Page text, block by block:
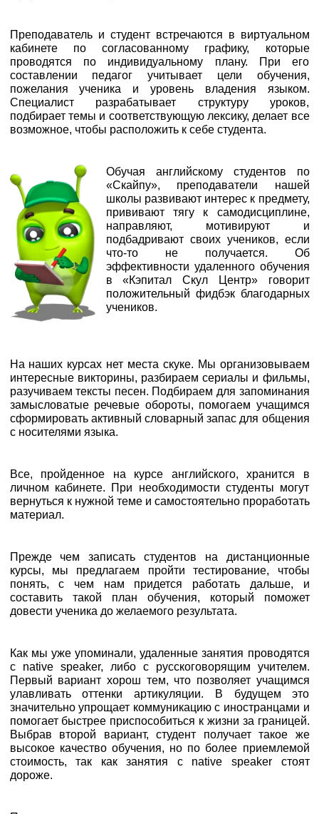
Преподаватель и студент встречаются в виртуальном
кабинете по согласованному графику, которые
проводятся по индивидуальному плану. При его
составлении педагог учитывает цели обучения,
пожелания ученика и уровень владения языком.
Специалист разрабатывает структуру уроков,
подбирает темы и соответствующую лексику, делает все
возможное, чтобы расположить к себе студента.
Обучая английскому студентов по
«Скайпу», преподаватели нашей
школы развивают интерес к предмету,
прививают тягу к самодисциплине,
направляют, мотивируют и
подбадривают своих учеников, если
что-то не получается. Об
эффективности удаленного обучения
в «Кэпитал Скул Центр» говорит
положительный фидбэк благодарных
учеников.
На наших курсах нет места скуке. Мы организовываем
интересные викторины, разбираем сериалы и фильмы,
разучиваем тексты песен. Подбираем для запоминания
замысловатые речевые обороты, помогаем учащимся
сформировать активный словарный запас для общения
с носителями языка.
Все, пройденное на курсе английского, хранится в
личном кабинете. При необходимости студенты могут
вернуться к нужной теме и самостоятельно проработать
материал.
Прежде чем записать студентов на дистанционные
курсы, мы предлагаем пройти тестирование, чтобы
понять, с чем нам придется работать дальше, и
составить такой план обучения, который поможет
довести ученика до желаемого результата.
Как мы уже упоминали, удаленные занятия проводятся
с native speaker, либо с русскоговорящим учителем.
Первый вариант хорош тем, что позволяет учащимся
улавливать оттенки артикуляции. В будущем это
значительно упрощает коммуникацию с иностранцами и
помогает быстрее приспособиться к жизни за границей.
Выбрав второй вариант, студент получает такое же
высокое качество обучения, но по более приемлемой
стоимость, так как занятия с native speaker стоят
дороже.